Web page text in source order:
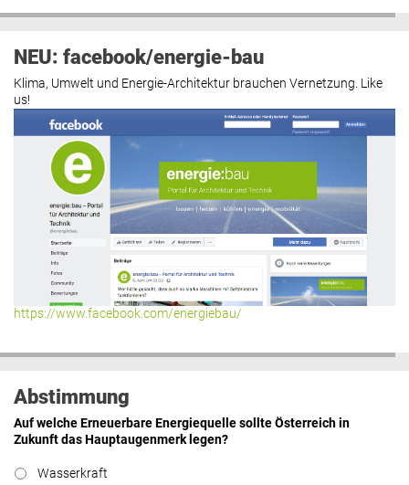
NEU: facebook/energie-bau
Klima, Umwelt und Energie-Architektur brauchen Vernetzung. Like
us!
https://www.facebook.com/energiebau/
Abstimmung
Auf welche Erneuerbare Energiequelle sollte Österreich in
Zukunft das Hauptaugenmerk legen?
Wasserkraft